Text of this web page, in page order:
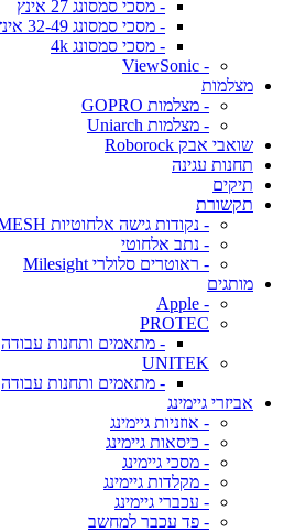
- מסכי סמסונג 27 אינץ
- מסכי סמסונג 32-49 אינץ
- מסכי סמסונג 4k
- ViewSonic
מצלמות
- מצלמות GOPRO
- מצלמות Uniarch
שואבי אבק Roborock
תחנות עגינה
תיקים
תקשורת
- נקודות גישה אלחוטיות MESH
- נתב אלחוטי
- ראוטרים סלולרי Milesight
מותגים
- Apple
PROTEC
- מתאמים ותחנות עבודה
UNITEK
- מתאמים ותחנות עבודה
אביזרי גיימינג
- אוזניות גיימינג
- כיסאות גיימינג
- מסכי גיימינג
- מקלדות גיימינג
- עכברי גיימינג
- פד עכבר למחשב